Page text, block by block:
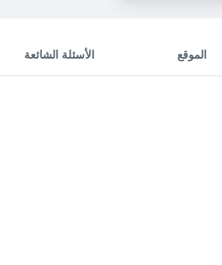
الموقع الأسئلة الشائعة